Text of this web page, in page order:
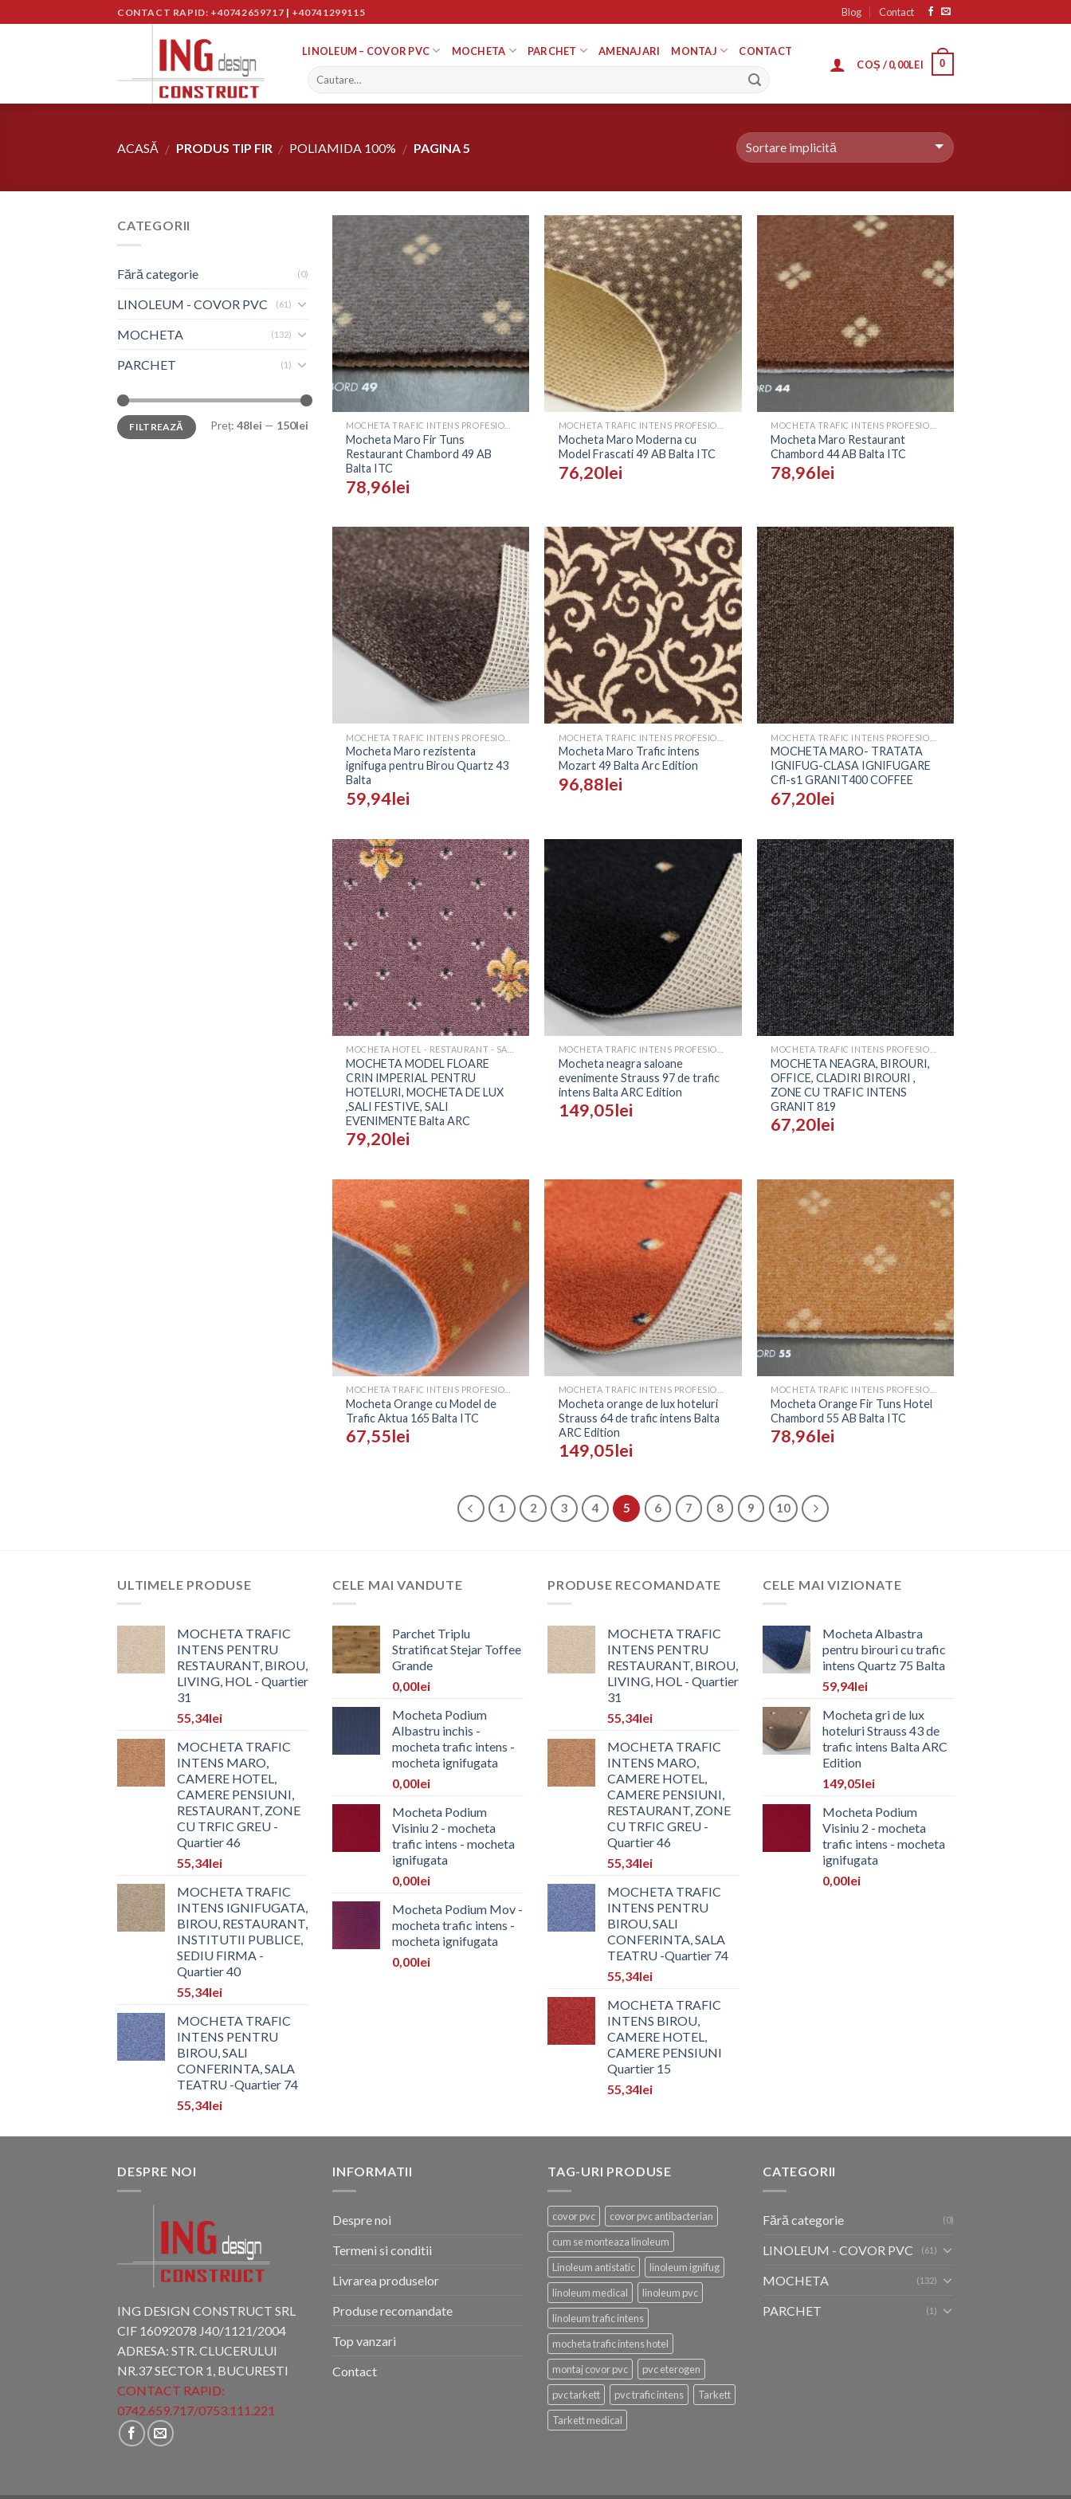
CONTACT RAPID: +40742659717 | +40741299115 Blog Contact
LINOLEUM – COVOR PVC MOCHETA PARCHET AMENAJARI MONTAJ
CONTACT
COȘ /0,00LEI 0
ACASĂ / PRODUS TIP FIR / POLIAMIDA 100% / PAGINA 5
CATEGORII
Fără categorie (0)
LINOLEUM - COVOR PVC (61)
MOCHETA (132)
PARCHET (1)
FILTREAZĂ Preț: 48lei — 150lei
Adaugă
în
Wishlist
Mocheta Maro Fir Tuns
Restaurant Chambord 49 AB
Balta ITC
78,96lei
Adaugă
în
Wishlist
+
Mocheta Maro Moderna cu
Model Frascati 49 AB Balta ITC
76,20lei
Adaugă
în
Wishlist
Mocheta Maro Restaurant
Chambord 44 AB Balta ITC
78,96lei
Adaugă
în
Wishlist
Mocheta Maro rezistenta
ignifuga pentru Birou Quartz 43
Balta
59,94lei
Adaugă
în
Wishlist
+
Mocheta Maro Trafic intens
Mozart 49 Balta Arc Edition
96,88lei
Adaugă
în
Wishlist
+
MOCHETA MARO- TRATATA
IGNIFUG-CLASA IGNIFUGARE
Cfl-s1 GRANIT400 COFFEE
67,20lei
Adaugă
în
Wishlist
+
MOCHETA MODEL FLOARE
CRIN IMPERIAL PENTRU
HOTELURI, MOCHETA DE LUX
,SALI FESTIVE, SALI
EVENIMENTE Balta ARC
79,20lei
Adaugă
în
Wishlist
Mocheta neagra saloane
evenimente Strauss 97 de trafic
intens Balta ARC Edition
149,05lei
Adaugă
în
Wishlist
+
MOCHETA NEAGRA, BIROURI,
OFFICE, CLADIRI BIROURI ,
ZONE CU TRAFIC INTENS
GRANIT 819
67,20lei
Adaugă
în
Wishlist
Mocheta Orange cu Model de
Trafic Aktua 165 Balta ITC
67,55lei
Adaugă
în
Wishlist
Mocheta orange de lux hoteluri
Strauss 64 de trafic intens Balta
ARC Edition
149,05lei
Adaugă
în
Wishlist
+
Mocheta Orange Fir Tuns Hotel
Chambord 55 AB Balta ITC
78,96lei
1 2 3 4 5 6 7 8 9 10
ULTIMELE PRODUSE
MOCHETA TRAFIC
INTENS PENTRU
RESTAURANT, BIROU,
LIVING, HOL - Quartier
31
55,34lei
MOCHETA TRAFIC
INTENS MARO,
CAMERE HOTEL,
CAMERE PENSIUNI,
RESTAURANT, ZONE
CU TRFIC GREU -
Quartier 46
55,34lei
MOCHETA TRAFIC
INTENS IGNIFUGATA,
BIROU, RESTAURANT,
INSTITUTII PUBLICE,
SEDIU FIRMA -
Quartier 40
55,34lei
MOCHETA TRAFIC
INTENS PENTRU
BIROU, SALI
CONFERINTA, SALA
TEATRU -Quartier 74
55,34lei
CELE MAI VANDUTE
Parchet Triplu
Stratificat Stejar Toffee
Grande
0,00lei
Mocheta Podium
Albastru inchis -
mocheta trafic intens -
mocheta ignifugata
0,00lei
Mocheta Podium
Visiniu 2 - mocheta
trafic intens - mocheta
ignifugata
0,00lei
Mocheta Podium Mov -
mocheta trafic intens -
mocheta ignifugata
0,00lei
PRODUSE RECOMANDATE
MOCHETA TRAFIC
INTENS PENTRU
RESTAURANT, BIROU,
LIVING, HOL - Quartier
31
55,34lei
MOCHETA TRAFIC
INTENS MARO,
CAMERE HOTEL,
CAMERE PENSIUNI,
RESTAURANT, ZONE
CU TRFIC GREU -
Quartier 46
55,34lei
MOCHETA TRAFIC
INTENS PENTRU
BIROU, SALI
CONFERINTA, SALA
TEATRU -Quartier 74
55,34lei
MOCHETA TRAFIC
INTENS BIROU,
CAMERE HOTEL,
CAMERE PENSIUNI
Quartier 15
55,34lei
CELE MAI VIZIONATE
Mocheta Albastra
pentru birouri cu trafic
intens Quartz 75 Balta
59,94lei
Mocheta gri de lux
hoteluri Strauss 43 de
trafic intens Balta ARC
Edition
149,05lei
Mocheta Podium
Visiniu 2 - mocheta
trafic intens - mocheta
ignifugata
0,00lei
DESPRE NOI
ING DESIGN CONSTRUCT SRL
CIF 16092078 J40/1121/2004
ADRESA: STR. CLUCERULUI
NR.37 SECTOR 1, BUCURESTI
CONTACT RAPID:
0742.659.717/0753.111.221
INFORMATII
Despre noi
Termeni si conditii
Livrarea produselor
Produse recomandate
Top vanzari
Contact
TAG-URI PRODUSE
covor pvc
covor pvc antibacterian
cum se monteaza linoleum
Linoleum antistatic
linoleum ignifug
linoleum medical
linoleum pvc
linoleum trafic intens
mocheta trafic intens hotel
montaj covor pvc
pvc eterogen
pvc tarkett
pvc trafic intens
Tarkett
Tarkett medical
CATEGORII
Fără categorie (0)
LINOLEUM - COVOR PVC (61)
MOCHETA (132)
PARCHET (1)